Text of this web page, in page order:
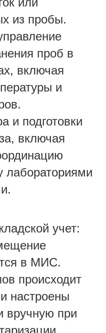
из пробы.
проб в
включая
и
и подготовки
включая
лабораториями
учет:
в МИС.
происходит
настроены
вручную при